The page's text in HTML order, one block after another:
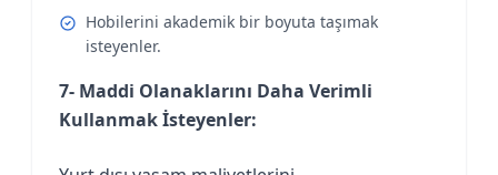
Hobilerini akademik bir boyuta taşımak
isteyenler.
7- Maddi Olanaklarını Daha Verimli
Kullanmak İsteyenler: